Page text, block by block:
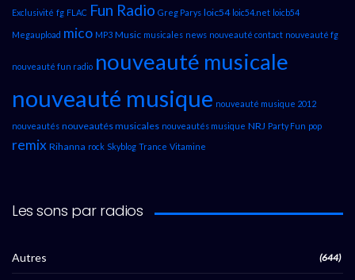
Exclusivité fg FLAC Fun Radio Greg Parys loic54 loic54.net loicb54
Megaupload mico MP3 Music musicales news nouveauté contact nouveauté fg
nouveauté fun radio nouveauté musicale
nouveauté musique nouveauté musique 2012
nouveautés nouveautés musicales nouveautés musique NRJ Party Fun pop
remix Rihanna rock Skyblog Trance Vitamine
Les sons par radios
Autres (644)